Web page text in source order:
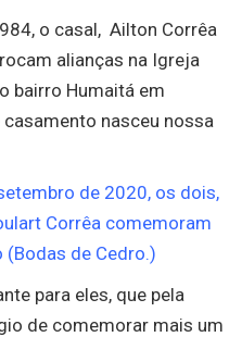
o casal, Ailton Corrêa
alianças na Igreja
bairro Humaitá em
nasceu nossa
de 2020, os dois,
Corrêa comemoram
de Cedro.)
para eles, que pela
de comemorar mais um